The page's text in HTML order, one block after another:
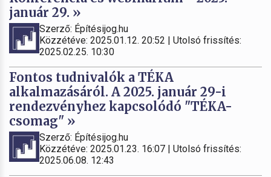
január 29. »
Szerző: Építésijog.hu
Közzétéve: 2025.01.12. 20:52 | Utolsó frissítés:
2025.02.25. 10:30
Fontos tudnivalók a TÉKA
alkalmazásáról. A 2025. január 29-i
rendezvényhez kapcsolódó "TÉKA-
csomag" »
Szerző: Építésijog.hu
Közzétéve: 2025.01.23. 16:07 | Utolsó frissítés:
2025.06.08. 12:43